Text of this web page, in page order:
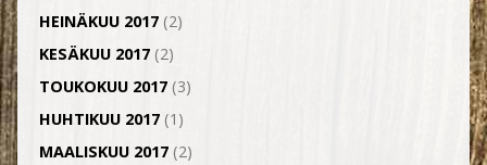
HEINÄKUU 2017(2)
KESÄKUU 2017(2)
TOUKOKUU 2017(3)
HUHTIKUU 2017(1)
MAALISKUU 2017(2)